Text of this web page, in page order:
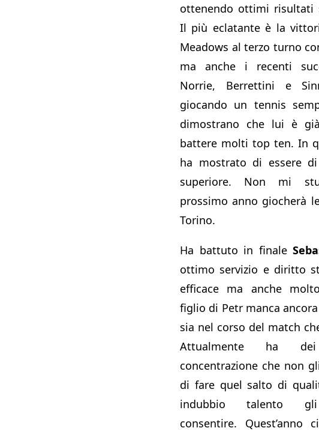
ottenendo ottimi risultati
Il più eclatante è la
Meadows al terzo turno
ma anche i recenti
Norrie, Berrettini e
giocando un tennis
dimostrano che lui è
battere molti top ten. In
ha mostrato di essere
superiore. Non mi
prossimo anno giocherà
Torino.
Ha battuto in finale
ottimo servizio e diritto
efficace ma anche
figlio di Petr manca
sia nel corso del match
Attualmente ha
concentrazione che non
di fare quel salto di
indubbio talento gli
consentire. Quest’anno